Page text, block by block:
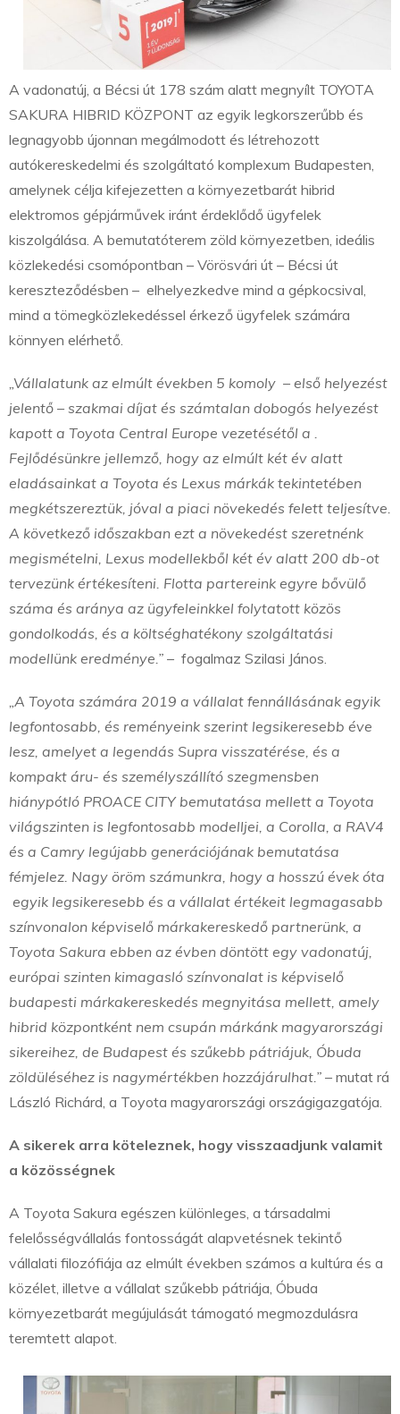
A vadonatúj, a Bécsi út 178 szám alatt megnyílt TOYOTA
SAKURA HIBRID KÖZPONT az egyik legkorszerűbb és
legnagyobb újonnan megálmodott és létrehozott
autókereskedelmi és szolgáltató komplexum Budapesten,
amelynek célja kifejezetten a környezetbarát hibrid
elektromos gépjárművek iránt érdeklődő ügyfelek
kiszolgálása. A bemutatóterem zöld környezetben, ideális
közlekedési csomópontban – Vörösvári út – Bécsi út
kereszteződésben – elhelyezkedve mind a gépkocsival,
mind a tömegközlekedéssel érkező ügyfelek számára
könnyen elérhető.
„Vállalatunk az elmúlt években 5 komoly – első helyezést
jelentő – szakmai díjat és számtalan dobogós helyezést
kapott a Toyota Central Europe vezetésétől a .
Fejlődésünkre jellemző, hogy az elmúlt két év alatt
eladásainkat a Toyota és Lexus márkák tekintetében
megkétszereztük, jóval a piaci növekedés felett teljesítve.
A következő időszakban ezt a növekedést szeretnénk
megismételni, Lexus modellekből két év alatt 200 db-ot
tervezünk értékesíteni. Flotta partereink egyre bővülő
száma és aránya az ügyfeleinkkel folytatott közös
gondolkodás, és a költséghatékony szolgáltatási
modellünk eredménye.” – fogalmaz Szilasi János.
„A Toyota számára 2019 a vállalat fennállásának egyik
legfontosabb, és reményeink szerint legsikeresebb éve
lesz, amelyet a legendás Supra visszatérése, és a
kompakt áru- és személyszállító szegmensben
hiánypótló PROACE CITY bemutatása mellett a Toyota
világszinten is legfontosabb modelljei, a Corolla, a RAV4
és a Camry legújabb generációjának bemutatása
fémjelez. Nagy öröm számunkra, hogy a hosszú évek óta
egyik legsikeresebb és a vállalat értékeit legmagasabb
színvonalon képviselő márkakereskedő partnerünk, a
Toyota Sakura ebben az évben döntött egy vadonatúj,
európai szinten kimagasló színvonalat is képviselő
budapesti márkakereskedés megnyitása mellett, amely
hibrid központként nem csupán márkánk magyarországi
sikereihez, de Budapest és szűkebb pátriájuk, Óbuda
zöldüléséhez is nagymértékben hozzájárulhat.” – mutat rá
László Richárd, a Toyota magyarországi országigazgatója.
A sikerek arra köteleznek, hogy visszaadjunk valamit
a közösségnek
A Toyota Sakura egészen különleges, a társadalmi
felelősségvállalás fontosságát alapvetésnek tekintő
vállalati filozófiája az elmúlt években számos a kultúra és a
közélet, illetve a vállalat szűkebb pátriája, Óbuda
környezetbarát megújulását támogató megmozdulásra
teremtett alapot.